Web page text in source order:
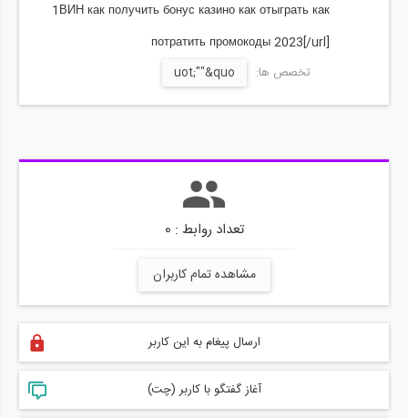
1ВИН как получить бонус казино как отыграть как
потратить промокоды 2023[/url]
تخصص ها:
uot;""&quo
تعداد روابط : 0
مشاهده تمام کاربران
ارسال پیغام به این کاربر
آغاز گفتگو با کاربر (چت)